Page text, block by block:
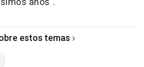
estos temas